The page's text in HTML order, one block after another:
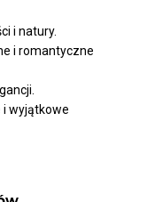
i natury.
i romantyczne
i wyjątkowe